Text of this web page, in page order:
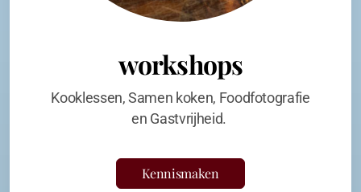
workshops
Kooklessen, Samen koken, Foodfotografie
en Gastvrijheid.
Kennismaken